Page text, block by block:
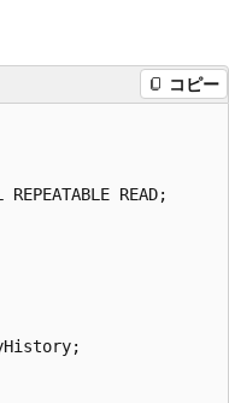
コピー
READ;